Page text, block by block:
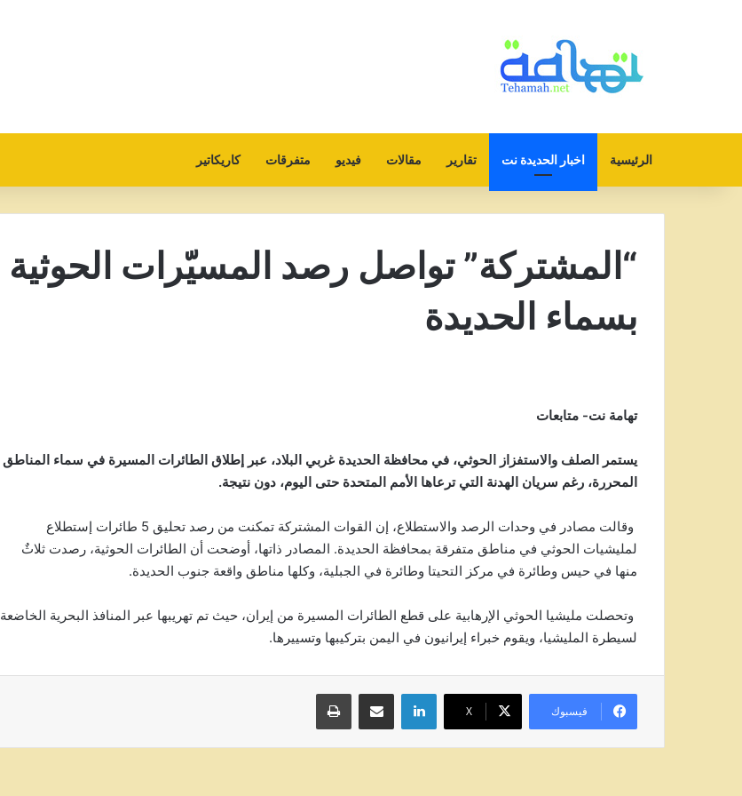
الرئيسية اخبار الحديدة نت تقارير مقالات فيديو متفرقات كاريكاتير
“المشتركة” تواصل رصد المسيّرات الحوثية
بسماء الحديدة
تهامة نت- متابعات
يستمر الصلف والاستفزاز الحوثي، في محافظة الحديدة غربي البلاد، عبر إطلاق الطائرات المسيرة في سماء المناطق
المحررة، رغم سريان الهدنة التي ترعاها الأمم المتحدة حتى اليوم، دون نتيجة.
وقالت مصادر في وحدات الرصد والاستطلاع، إن القوات المشتركة تمكنت من رصد تحليق 5 طائرات إستطلاع
لمليشيات الحوثي في مناطق متفرقة بمحافظة الحديدة. المصادر ذاتها، أوضحت أن الطائرات الحوثية، رصدت ثلاثٌ
منها في حيس وطائرة في مركز التحيتا وطائرة في الجبلية، وكلها مناطق واقعة جنوب الحديدة.
وتحصلت مليشيا الحوثي الإرهابية على قطع الطائرات المسيرة من إيران، حيث تم تهريبها عبر المنافذ البحرية الخاضعة
لسيطرة المليشيا، ويقوم خبراء إيرانيون في اليمن بتركيبها وتسييرها.
فيسبوك ‫X
لينكدإن مشاركة عبر البريد طباعة